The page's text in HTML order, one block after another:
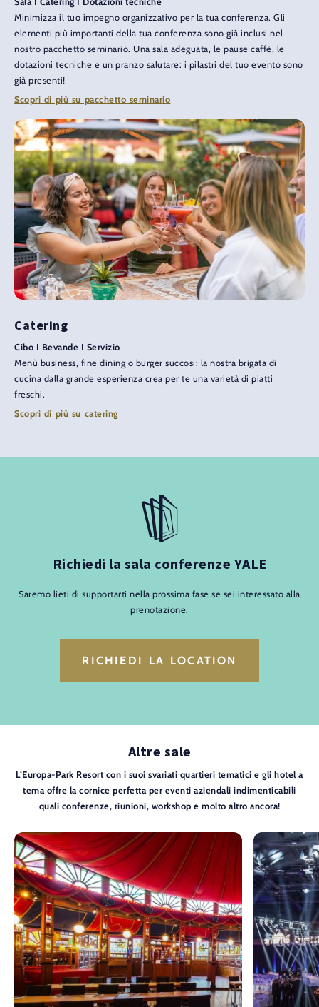
Minimizza il tuo impegno organizzativo per la tua conferenza. Gli
elementi più importanti della tua conferenza sono già inclusi nel
nostro pacchetto seminario. Una sala adeguata, le pause caffè, le
dotazioni tecniche e un pranzo salutare: i pilastri del tuo evento sono
già presenti!
Scopri di più su pacchetto seminario
Catering
Cibo I Bevande I Servizio
Menù business, fine dining o burger succosi: la nostra brigata di
cucina dalla grande esperienza crea per te una varietà di piatti
freschi.
Scopri di più su catering
Richiedi la sala conferenze YALE
Saremo lieti di supportarti nella prossima fase se sei interessato alla
prenotazione.
RICHIEDI LA LOCATION
Altre sale
L’Europa-Park Resort con i suoi svariati quartieri tematici e gli hotel a
tema offre la cornice perfetta per eventi aziendali indimenticabili
quali conferenze, riunioni, workshop e molto altro ancora!